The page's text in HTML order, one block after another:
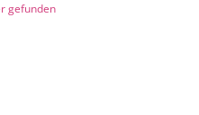
gefunden